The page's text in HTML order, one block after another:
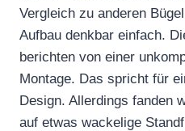
Vergleich zu anderen
Aufbau denkbar einfach.
berichten von einer
Montage. Das spricht für
Design. Allerdings fanden
auf etwas wackelige